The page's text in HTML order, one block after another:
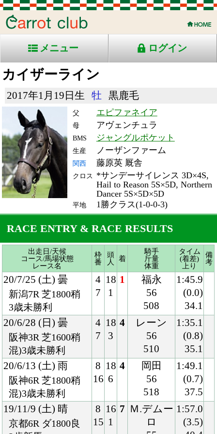
メニュー ログイン
カイザーライン
2017年1月19日生 牡 黒鹿毛
エピファネイア
アヴェンチュラ
BMS ジャングルポケット
生産 ノーザンファーム
藤原英 厩舎
*サンデーサイレンス 3D×4S,
Hail to Reason 5S×5D, Northern
Dancer 5S×5D×5D
平地 1勝クラス(1-0-0-3)
RACE ENTRY & RACE RESULTS
出走日/天候
コース/馬場状態
レース名
騎手
斤量
タイム
(着差)
上り
備
考
20/7/25 (土) 曇
18
1
福永
56
1:45.9
(0.0)
20/6/28 (日) 曇
阪神3R 芝1600稍
混)3歳未勝利
4 18 4
レーン
1:35.1
35.1
20/6/13 (土) 雨
阪神6R 芝1800稍
混)3歳未勝利
8
16 6
岡田
56
518
1:49.1
(0.7)
37.5
19/11/9 (土) 晴
京都6R ダ1800良
2歳新馬
8
15
16
1
Ｍ.デムー
508
(3.5)
40.4
Back
クラブ紹介 入会案内 所属馬情報 お問合せ
著作権 個人情報保護方針 ファンド勧誘方針
アプリケーションプライバシーポリシー
PCサイト Copyright © CARROTCLUB